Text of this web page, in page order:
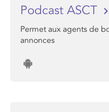
Podcast ASCT
Permet aux agents de
annonces